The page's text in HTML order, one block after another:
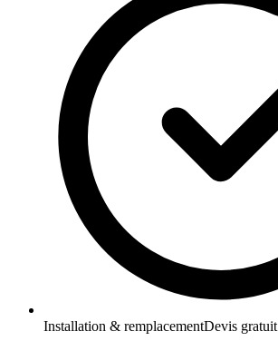
Installation & remplacementDevis gratuit